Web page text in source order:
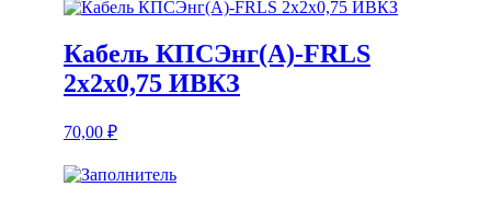
Кабель КПСЭнг(А)-FRLS
2х2х0,75 ИВКЗ
70,00 ₽